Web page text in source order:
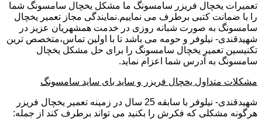
تعمیرات یخچال فریزر سامسونگ ما مشکل یخچال سامسونگ شما
را با ضمانت کتبی برطرف می نماییم.نمایندگی مجاز تعمیر یخچال
سامسونگ به صورت شبانه روزی در خدمت همشهریان عزیز در
شهیدقندی- نیلوفر و حومه می باشد تا با اولین تماس،متخصص ترین
تکنیسین تعمیر یخچال سامسونگ را برای حل مشکل یخچال
سامسونگ به آدرس شما اعزام نماید.
مشکلات متداول یخچال فریزر و ساید بای ساید سامسونگ
شهیدقندی- نیلوفر با سابقه 25 سال در زمینه تعمیر یخچال فریزر
هرگونه مشکلی که فکرش را بکنید می تواند برطرف کند از جمله: